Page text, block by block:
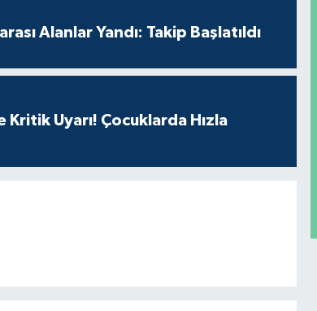
Alanlar Yandı: Takip Başlatıldı
Uyarı! Çocuklarda Hızla